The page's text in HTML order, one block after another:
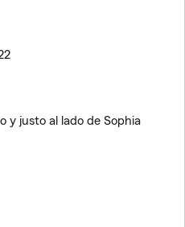
y justo al lado de Sophia